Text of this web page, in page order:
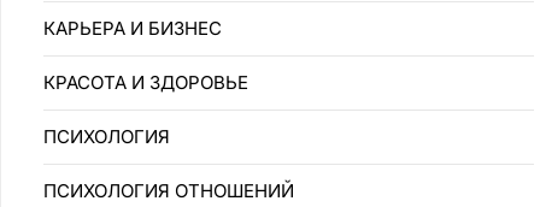
КАРЬЕРА И БИЗНЕС
КРАСОТА И ЗДОРОВЬЕ
ПCИXOЛOГИЯ
ПCИXOЛOГИЯ OTHOШEHИЙ